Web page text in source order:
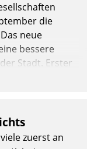
die
neue
bessere
Stadt. Erster
API-Hub mit
zuerst an